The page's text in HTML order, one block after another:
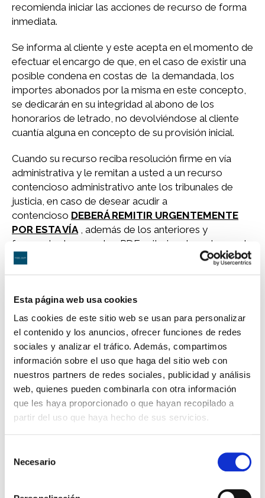
Esta página web usa cookies
Las cookies de este sitio web se usan para personalizar
el contenido y los anuncios, ofrecer funciones de redes
sociales y analizar el tráfico. Además, compartimos
información sobre el uso que haga del sitio web con
nuestros partners de redes sociales, publicidad y análisis
web, quienes pueden combinarla con otra información
que les haya proporcionado o que hayan recopilado a
partir del uso que haya hecho de sus servicios.
Necesario
recomienda iniciar las acciones de recurso de forma
inmediata.
Se informa al cliente y este acepta en el momento de
efectuar el encargo de que, en el caso de existir una
posible condena en costas de la demandada, los
importes abonados por la misma en este concepto,
se dedicarán en su integridad al abono de los
honorarios de letrado, no devolviéndose al cliente
cuantía alguna en concepto de su provisión inicial.
Cuando su recurso reciba resolución firme en vía
administrativa y le remitan a usted a un recurso
contencioso administrativo ante los tribunales de
justicia, en caso de desear acudir a
contencioso DEBERÁ REMITIR URGENTEMENTE
POR ESTA VÍA , además de los anteriores y
formando documentos PDF unitarios de cada uno de
los siquientes bloques:
* En el caso de tener certificado electrónico puede
hacer un apud acta a favor de los abogados y
procuradores que se indican a continuación, a través
del siguiente enlace:
https://sedejudicial.justicia.es/-/apoderamiento
-apud-acta
* En el caso de optar por realizar un Poder Notarial,
deberá aportar copia autorizada de poder notarial
se indican a continuación:
Abogado Antonio Suárez-Valdés González